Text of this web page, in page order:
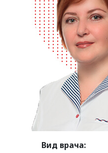
Вид врача: